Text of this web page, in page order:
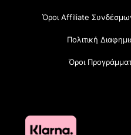
Όροι Affiliate
Πολιτική
Όροι